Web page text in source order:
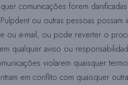
comunicações forem
ou outras pessoas
ou e-mail, ou pode reverter o
qualquer aviso ou
violarem quaisquer
em conflito com quaisquer